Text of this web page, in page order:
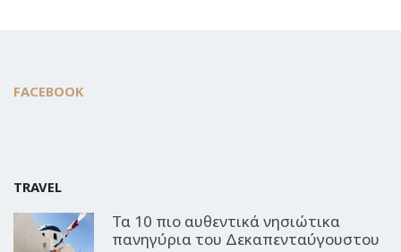
FACEBOOK
TRAVEL
Τα 10 πιο αυθεντικά νησιώτικα
πανηγύρια του Δεκαπενταύγουστου